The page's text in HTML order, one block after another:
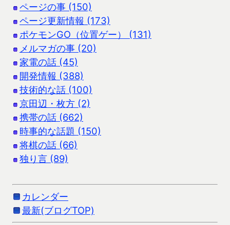
ページの事 (150)
ページ更新情報 (173)
ポケモンGO（位置ゲー） (131)
メルマガの事 (20)
家電の話 (45)
開発情報 (388)
技術的な話 (100)
京田辺・枚方 (2)
携帯の話 (662)
時事的な話題 (150)
将棋の話 (66)
独り言 (89)
カレンダー
最新(ブログTOP)